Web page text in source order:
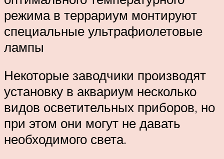
режима в террариум монтируют
специальные ультрафиолетовые
лампы
Некоторые заводчики производят
установку в аквариум несколько
видов осветительных приборов, но
при этом они могут не давать
необходимого света.